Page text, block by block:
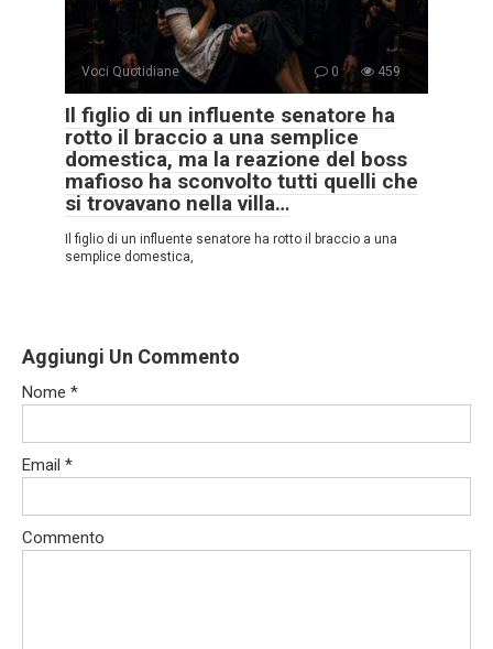
Voci Quotidiane 0 459
Il figlio di un influente senatore ha
rotto il braccio a una semplice
domestica, ma la reazione del boss
mafioso ha sconvolto tutti quelli che
si trovavano nella villa…
Il figlio di un influente senatore ha rotto il braccio a una
semplice domestica,
Aggiungi Un Commento
Nome *
Email *
Commento